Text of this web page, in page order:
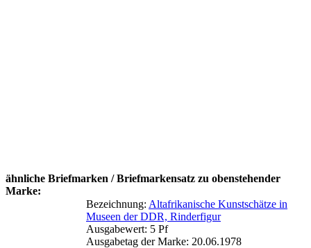
ähnliche Briefmarken / Briefmarkensatz zu obenstehender
Marke:
Bezeichnung: Altafrikanische Kunstschätze in
Museen der DDR, Rinderfigur
Ausgabewert: 5 Pf
Ausgabetag der Marke: 20.06.1978